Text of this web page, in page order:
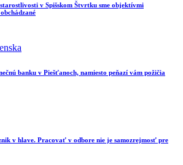
v Spišskom Štvrtku sme objektívmi
banku v Piešťanoch, namiesto peňazí vám požičia
v hlave. Pracovať v odbore nie je samozrejmosť pre